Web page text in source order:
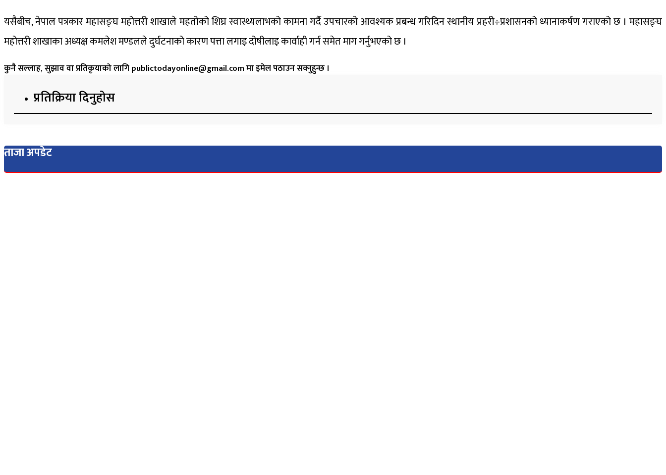
यसैबीच, नेपाल पत्रकार महासङ्घ महोत्तरी शाखाले महतोको शिघ्र स्वास्थ्यलाभको कामना गर्दै उपचारको आवश्यक प्रबन्ध गरिदिन स्थानीय प्रहरी÷प्रशासनको ध्यानाकर्षण गराएको छ । महासङ्घ
महोत्तरी शाखाका अध्यक्ष कमलेश मण्डलले दुर्घटनाको कारण पत्ता लगाइ दोषीलाइ कार्वाही गर्न समेत माग गर्नुभएको छ ।
कुनै सल्लाह, सुझाव वा प्रतिकृयाको लागि publictodayonline@gmail.com मा इमेल पठाउन सक्नुहुन्छ ।
प्रतिक्रिया दिनुहोस​
ताजा अपडेट